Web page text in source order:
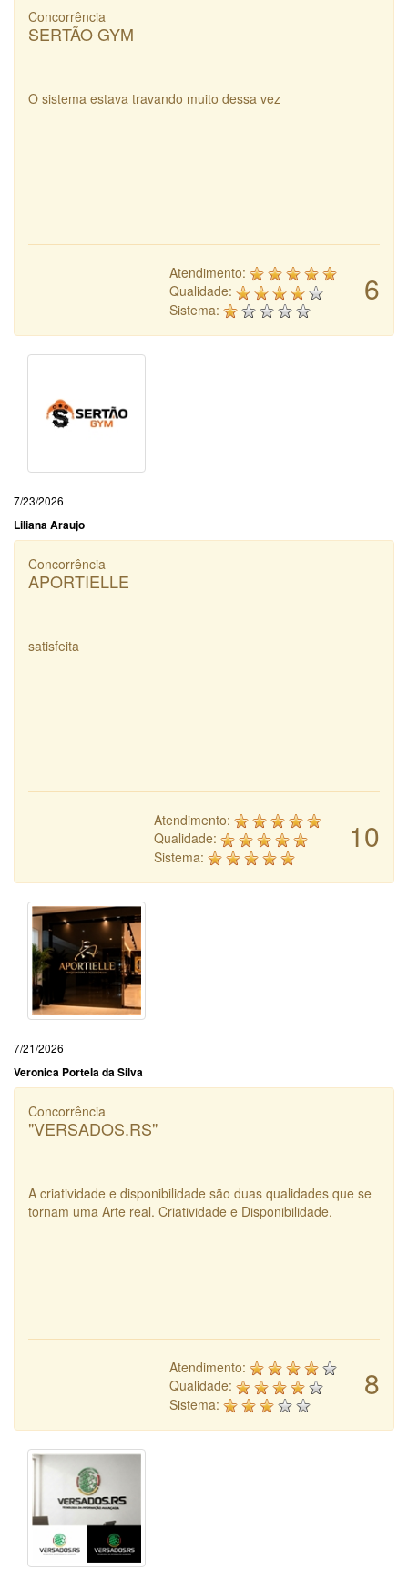
Concorrência
SERTÃO GYM
O sistema estava travando muito dessa vez
6
Atendimento:
Qualidade:
Sistema:
7/23/2026
Liliana Araujo
Concorrência
APORTIELLE
satisfeita
10
Atendimento:
Qualidade:
Sistema:
7/21/2026
Veronica Portela da Silva
Concorrência
"VERSADOS.RS"
A criatividade e disponibilidade são duas qualidades que se
tornam uma Arte real. Criatividade e Disponibilidade.
8
Atendimento:
Qualidade:
Sistema: